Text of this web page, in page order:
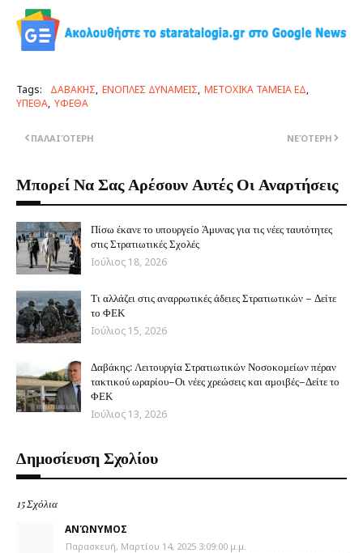
Tags: ΔΑΒΑΚΗΣ ΕΝΟΠΛΕΣ ΔΥΝΑΜΕΙΣ ΜΕΤΟΧΙΚΑ ΤΑΜΕΙΑ ΕΔ
ΥΠΕΘΑ ΥΦΕΘΑ
ΝΕΌΤΕΡΗ
ΠΑΛΑΙΌΤΕΡΗ
Μπορεί Να Σας Αρέσουν Αυτές Οι Αναρτήσεις
Πίσω έκανε το υπουργείο Άμυνας για τις νέες ταυτότητες
στις Στρατιωτικές Σχολές
Ιούλιος 18, 2026
Τι αλλάζει στις αναρρωτικές άδειες Στρατιωτικών – Δείτε
το ΦΕΚ
Ιούλιος 15, 2026
Δαβάκης: Λειτουργία Στρατιωτικών Νοσοκομείων πέραν
τακτικού ωραρίου–Οι νέες χρεώσεις και αμοιβές–Δείτε το
ΦΕΚ
Ιούλιος 13, 2026
Δημοσίευση Σχολίου
15 Σχόλια
ΑΝΏΝΥΜΟΣ
Παρασκευή, Μαρτίου 14, 2025 3:09:00 μ.μ.